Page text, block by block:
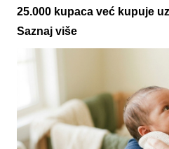
25.000 kupaca već kupuje
Saznaj više